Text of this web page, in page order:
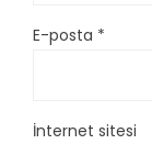
E-posta *
İnternet sitesi